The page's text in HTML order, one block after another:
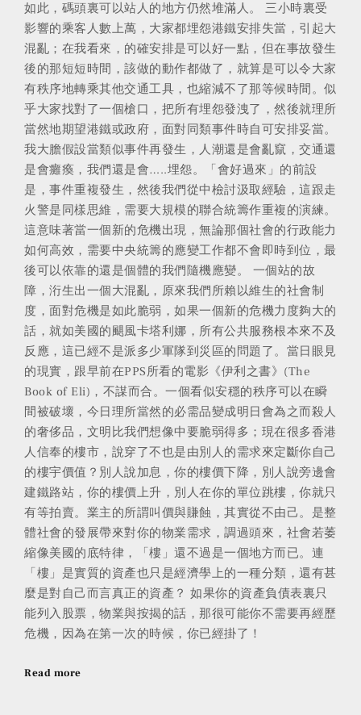
如此，碼頭裏可以站人的地方仍然堆滿人。 三小時裏受
影響的乘客人數上萬，大家都埋怨港鐵安排失當，引起大
混亂；在我看來，的確安排是可以好一點，但在事故發生
後的那短短時間，該做的動作都做了，就算是可以令大家
有秩序地轉乘其他交通工具，也縮減不了那等候時間。似
乎大家找對了一個槍口，把所有埋怨發洩了，然後就理所
當然地期望港鐵或政府，面對同類事件時自可安排妥當。
我大膽假設當類似事件再發生，人潮還是會亂竄，交通還
是會癱瘓，我們還是會…..埋怨。「會好過來」的前設
是，事件重複發生，然後我們從中檢討汲取經驗，這跟走
火警是同樣思維，需要大規模的聯合統籌作重複的演練。
這意味著當一個新的危機出現，無論那個社會的行政能力
如何高效，需要中央統籌的應變工作都不會即時到位，最
後可以依靠的還是個體的我們隨機應變。 一個站的故
障，洐生出一個大混亂，原來我們所賴以維生的社會制
度，面對危機是如此脆弱，如果一個新的危機力度夠大的
話，就如美國的颶風卡塔利娜，所有公共服務根本來不及
反應，這已經不是派多少軍隊到災區的問題了。當日眼見
的現實，跟早前在PPS所看的電影《伊利之書》(The
Book of Eli)，不謀而合。一個看似安穩的秩序可以在瞬
間被破壞，今日理所當然的必需品變成明日會為之而殺人
的奢侈品，文明比我們想像中要脆弱得多；現在很多香港
人信奉的樓市，說穿了不也是由別人的需求來定斷你自己
的樓宇價值？別人說加息，你的樓價下降，別人說旁邊會
建鐵路站，你的樓價上升，別人在你的單位跳樓，你就只
有等拍賣。業主的所謂叫價與賺蝕，其實從不由己。是整
體社會的發展帶來對你的物業需求，調過頭來，社會若萎
縮像美國的底特律，「樓」還不過是一個地方而已。連
「樓」是實質的資產也只是經濟學上的一種分類，還有甚
麼是對自己而言真正的資產？ 如果你的資產負債表裏只
能列入股票，物業與按揭的話，那很可能你不需要再經歷
危機，因為在第一次的時候，你已經掛了！
Read more